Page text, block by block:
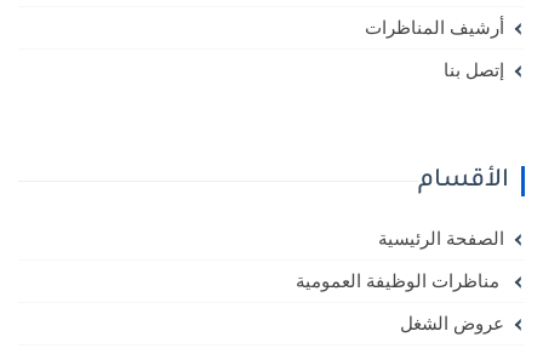
أرشيف المناظرات
إتصل بنا
الأقسام
الصفحة الرئيسية
مناظرات الوظيفة العمومية
عروض الشغل